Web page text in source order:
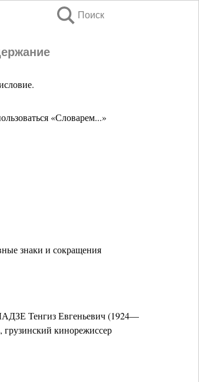
Поиск
«Словарем...»
знаки и сокращения
Тенгиз Евгеньевич (1924—
грузинский кинорежиссер